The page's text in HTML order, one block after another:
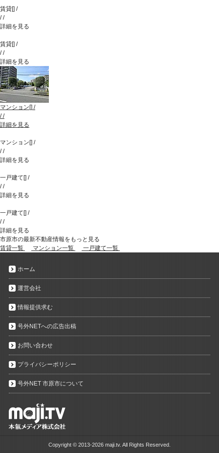
賃貸[] /
//
詳細を見る
賃貸[] /
//
詳細を見る
マンション[] /
//
詳細を見る
マンション[] /
//
詳細を見る
一戸建て[] /
//
詳細を見る
一戸建て[] /
//
詳細を見る
市原市の最新不動産情報をもっと見る
賃貸一覧
マンション一覧 一戸建て一覧
ホーム
運営会社
情報提供求む
号外NETへの広告出稿
お問い合わせ
プライバシーポリシー
号外NET 市原市について
Copyright © 2013-2026 maji.tv. All Rights Reserved.